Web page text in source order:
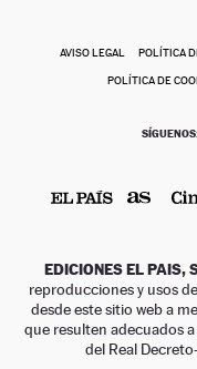
AVISO LEGAL POLÍTICA
POLÍTICA DE
EDICIONES EL PAIS,
reproducciones y usos
desde este sitio web a
que resulten adecuados
del Real